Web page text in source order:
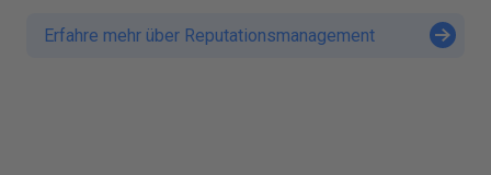
Erfahre mehr über Reputationsmanagement